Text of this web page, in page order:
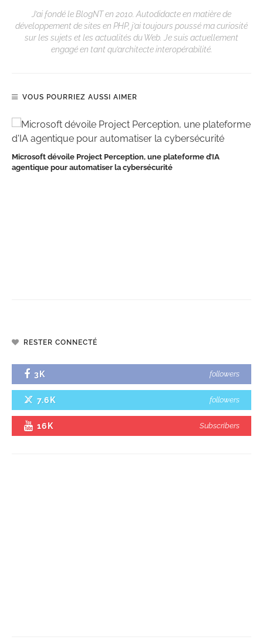
J’ai fondé le BlogNT en 2010. Autodidacte en matière de
développement de sites en PHP, j’ai toujours poussé ma curiosité
sur les sujets et les actualités du Web. Je suis actuellement
engagé en tant qu’architecte interopérabilité.
VOUS POURRIEZ AUSSI AIMER
Microsoft dévoile Project Perception, une plateforme d’IA
agentique pour automatiser la cybersécurité
RESTER CONNECTÉ
3K followers
7.6K followers
16K Subscribers